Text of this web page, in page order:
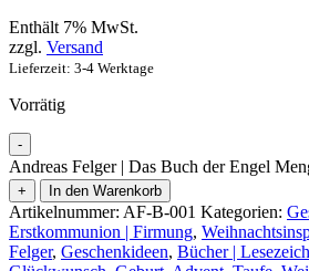
Enthält 7% MwSt.
zzgl. Versand
Lieferzeit: 3-4 Werktage
Vorrätig
-
Andreas Felger | Das Buch der Engel
+ In den Warenkorb
Artikelnummer: AF-B-001 Kategorien:
Erstkommunion | Firmung,
Felger, Geschenkideen, Bücher |